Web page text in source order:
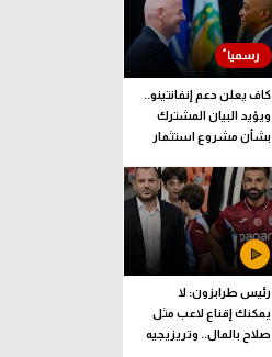
كاف يعلن دعم إنفانتينو..
ويؤيد البيان المشترك
بشأن مشروع استثمار
رئيس طرابزون: لا
يمكنك إقناع لاعب مثل
صلاح بالمال.. وتريزيجيه